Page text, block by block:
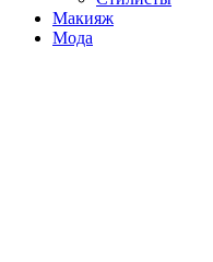
Макияж
Мода